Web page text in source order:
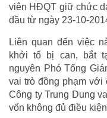
viên HĐQT giữ chức
đầu từ ngày 23-10-
Liên quan đến việc
khởi tố bị can, bắt
nguyên Phó Tổng
vai trò đồng phạm với
Công ty Trung Dung
vốn không đủ điều